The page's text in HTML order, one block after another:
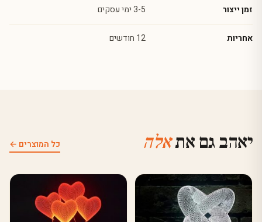
זמן ייצור 3-5 ימי עסקים
אחריות 12 חודשים
יאהב גם אתאלה כל המוצרים ←